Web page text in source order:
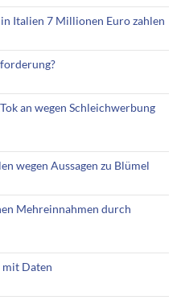
Italien 7 Millionen Euro zahlen
an wegen Schleichwerbung
wegen Aussagen zu Blümel
Mehreinnahmen durch
mit Daten